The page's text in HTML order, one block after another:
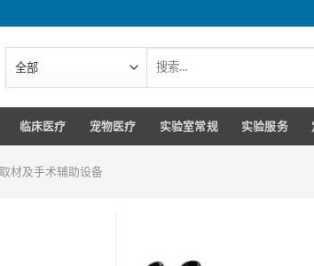
索：
临床医疗 宠物医疗 实验室常规 实验服务
取材及手术辅助设备